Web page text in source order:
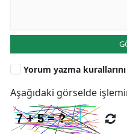
Yorum yazma kurallarını
Aşağıdaki görselde